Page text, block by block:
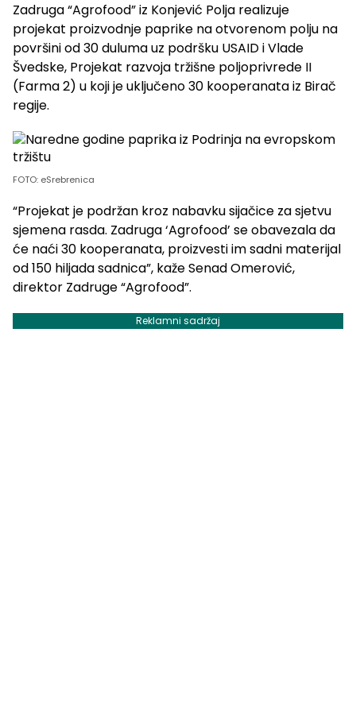
Zadruga “Agrofood” iz Konjević Polja realizuje
projekat proizvodnje paprike na otvorenom polju na
površini od 30 duluma uz podršku USAID i Vlade
Švedske, Projekat razvoja tržišne poljoprivrede II
(Farma 2) u koji je uključeno 30 kooperanata iz Birač
regije.
FOTO: eSrebrenica
“Projekat je podržan kroz nabavku sijačice za sjetvu
sjemena rasda. Zadruga ‘Agrofood’ se obavezala da
će naći 30 kooperanata, proizvesti im sadni materijal
od 150 hiljada sadnica”, kaže Senad Omerović,
direktor Zadruge “Agrofood”.
Reklamni sadržaj